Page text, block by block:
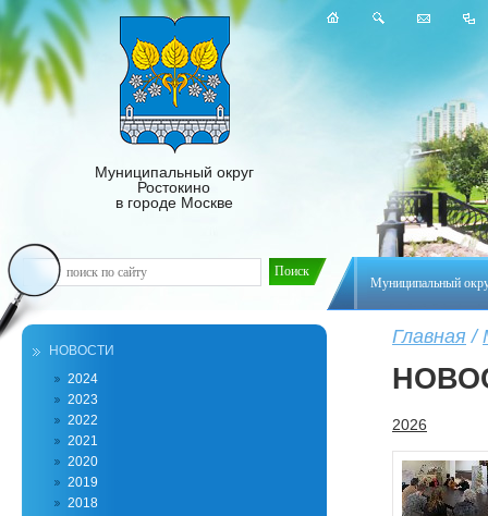
Муниципальный
Муниципальный округ
Ростокино
в городе Москве
Главная /
2026
НОВОСТИ
2024
2023
2022
2021
2020
2019
2018